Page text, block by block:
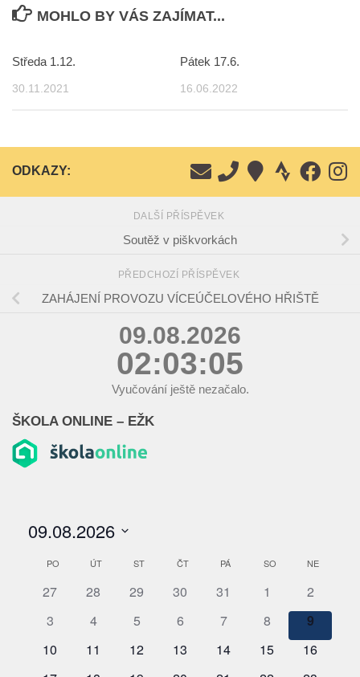
MOHLO BY VÁS ZAJÍMAT...
Středa 1.12.
30.11.2021
Pátek 17.6.
16.06.2022
ODKAZY:
DALŠÍ PŘÍSPĚVEK
Soutěž v piškvorkách
PŘEDCHOZÍ PŘÍSPĚVEK
ZAHÁJENÍ PROVOZU VÍCEÚČELOVÉHO HŘIŠTĚ
09.08.2026
02:03:06
Vyučování ještě nezačalo.
ŠKOLA ONLINE – EŽK